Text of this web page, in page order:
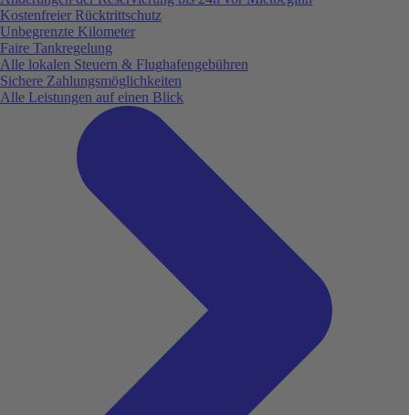
Kostenfreier Rücktrittschutz
Unbegrenzte Kilometer
Faire Tankregelung
Alle lokalen Steuern & Flughafengebühren
Sichere Zahlungsmöglichkeiten
Alle Leistungen auf einen Blick